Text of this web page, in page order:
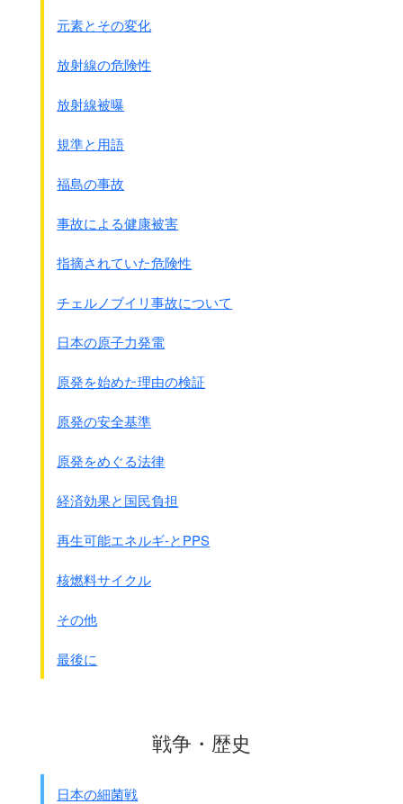
現在コンバインド発電は新設より古い火力発電所を改造修理
して作られています。
関西電力の姫路第二発電所では、1号機と2号機が平成13年の
8月と11月に改造して運転開始しました。
その結果、従来
バインド発電所は6ｹ所で417万kwですが、
従来も発電していましたから、差額として増えた分は
万kw
100kwの原発2基分が改造だけで増えたのです。
元素とその変化
放射線の危険性
放射線被曝
規準と用語
福島の事故
事故による健康被害
指摘されていた危険性
チェルノブイリ事故について
日本の原子力発電
原発を始めた理由の検証
原発の安全基準
原発をめぐる法律
経済効果と国民負担
再生可能エネルギ-とPPS
核燃料サイクル
その他
最後に
戦争・歴史
日本の細菌戦